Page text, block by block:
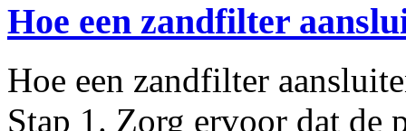
Hoe een zandfilter
Hoe een zandfilter
Stap 1. Zorg ervoor dat de